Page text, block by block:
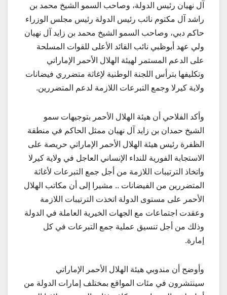
آل نهيان رئيس الدولة، وصاحب السمو الشيخ محمد بن
راشد آل مكتوم نائب رئيس الدولة رئيس مجلس الوزراء
حاكم دبي، وصاحب السمو الشيخ محمد بن زايد آل نهيان
ولي عهد أبوظبي نائب القائد الأعلى للقوات المسلحة
على الدعم المستمر لهيئة الهلال الأحمر الإماراتي
وتكليفها بترأس اللجنة الوطنية لإغاثة متضرري فيضانات
ولاية كيرلا وجمع التبرعات اللازمة لدعم المتضررين.
وأكد الفلاحي أن هيئة الهلال الأحمر بتوجيهات سمو
الشيخ حمدان بن زايد آل نهيان ممثل الحاكم في منطقة
الظفرة رئيس هيئة الهلال الأحمر الإماراتي حريصة على
الاستجابة الفورية للنداء الإنساني العاجل في ولاية كيرلا
واتخاذ الترتيبات اللازمة من أجل جمع التبرعات لأغاثة
المتضررين من الفيضانات .. مشيرا إلى أن مكاتب الهلال
الأحمر على مستوى الدولة اتخذت الترتيبات اللازمة
وعقدت اجتماعات مع الجهات الخيرية العاملة في الدولة
وذلك من أجل تنسيق عملية جمع التبرعات في كل
إمارة.
وأوضح أن مندوبي هيئة الهلال الأحمر الإماراتي
سينتشرون في مئات المواقع بمختلف إمارات الدولة من